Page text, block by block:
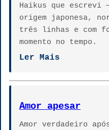
Haikus que escrevi
origem japonesa,
três linhas e com
momento no tempo.
Ler Mais
Amor apesar
Amor verdadeiro